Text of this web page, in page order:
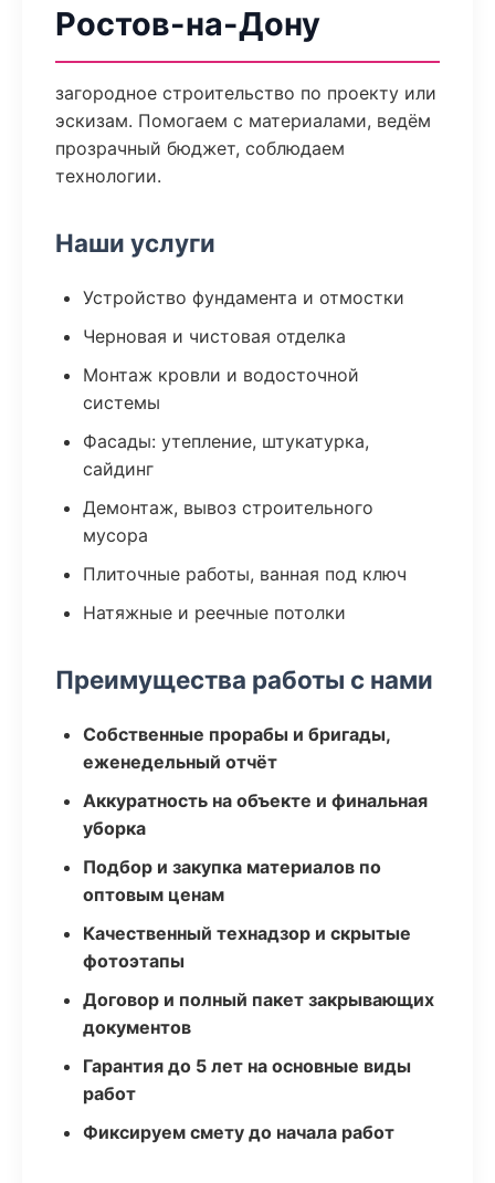
Ростов-на-Дону
загородное строительство по проекту или
эскизам. Помогаем с материалами, ведём
прозрачный бюджет, соблюдаем
технологии.
Наши услуги
Устройство фундамента и отмостки
Черновая и чистовая отделка
Монтаж кровли и водосточной
системы
Фасады: утепление, штукатурка,
сайдинг
Демонтаж, вывоз строительного
мусора
Плиточные работы, ванная под ключ
Натяжные и реечные потолки
Преимущества работы с нами
Собственные прорабы и бригады,
еженедельный отчёт
Аккуратность на объекте и финальная
уборка
Подбор и закупка материалов по
оптовым ценам
Качественный технадзор и скрытые
фотоэтапы
Договор и полный пакет закрывающих
документов
Гарантия до 5 лет на основные виды
работ
Фиксируем смету до начала работ